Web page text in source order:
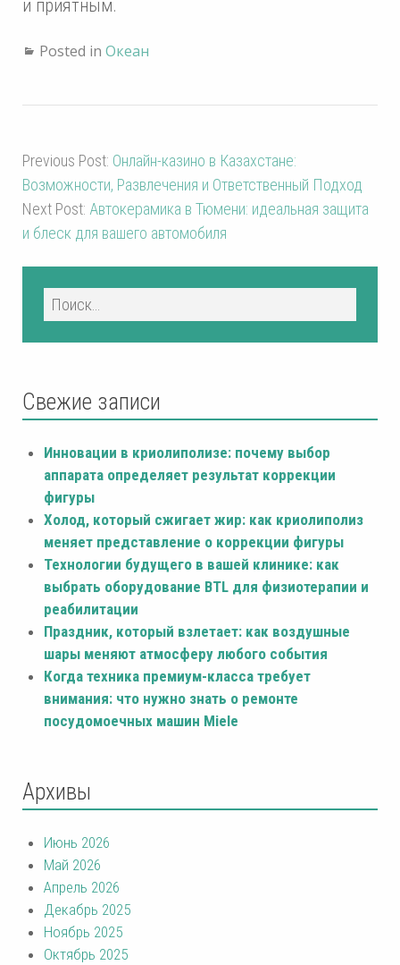
и приятным.
Posted in Океан
Previous Post: Онлайн-казино в Казахстане:
Возможности, Развлечения и Ответственный Подход
Next Post: Автокерамика в Тюмени: идеальная защита
и блеск для вашего автомобиля
Свежие записи
Инновации в криолиполизе: почему выбор
аппарата определяет результат коррекции
фигуры
Холод, который сжигает жир: как криолиполиз
меняет представление о коррекции фигуры
Технологии будущего в вашей клинике: как
выбрать оборудование BTL для физиотерапии и
реабилитации
Праздник, который взлетает: как воздушные
шары меняют атмосферу любого события
Когда техника премиум-класса требует
внимания: что нужно знать о ремонте
посудомоечных машин Miele
Архивы
Июнь 2026
Май 2026
Апрель 2026
Декабрь 2025
Ноябрь 2025
Октябрь 2025